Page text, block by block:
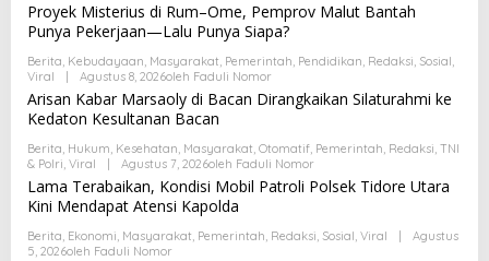
Proyek Misterius di Rum–Ome, Pemprov Malut Bantah
Punya Pekerjaan—Lalu Punya Siapa?
Berita, Kebudayaan, Masyarakat, Pemerintah, Pendidikan, Redaksi, Sosial,
Viral
Agustus 8, 2026Oleh Faduli Nomor
Arisan Kabar Marsaoly di Bacan Dirangkaikan Silaturahmi ke
Kedaton Kesultanan Bacan
Berita, Hukum, Kesehatan, Masyarakat, Otomatif, Pemerintah, Redaksi, TNI
& Polri, Viral Agustus 7, 2026Oleh Faduli Nomor
Lama Terabaikan, Kondisi Mobil Patroli Polsek Tidore Utara
Kini Mendapat Atensi Kapolda
Berita, Ekonomi, Masyarakat, Pemerintah, Redaksi, Sosial, Viral
Agustus
5, 2026Oleh Faduli Nomor